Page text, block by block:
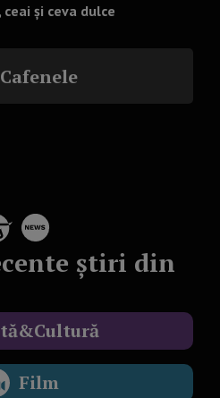
ceai și ceva dulce
Cafenele
știri din
Film